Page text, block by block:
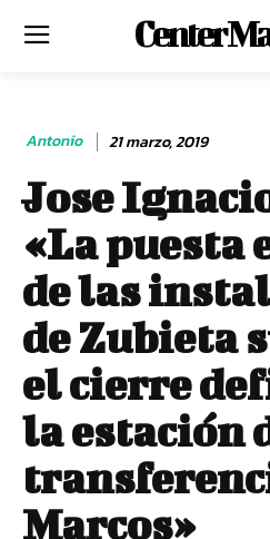
Center
Antonio 21 marzo, 2019
Jose
«La puesta
de las
de Zubieta
el cierre
la estación
Marcos»